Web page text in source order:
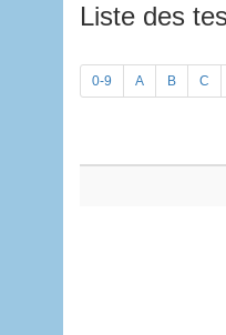
Liste des
0-9 A B C